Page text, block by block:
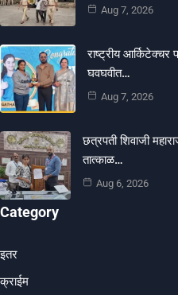
Aug 7, 2026
राष्ट्रीय आर्किटेक्चर
घवघवीत…
Aug 7, 2026
छत्रपती शिवाजी
तात्काळ…
Aug 6, 2026
Category
इतर
क्राईम